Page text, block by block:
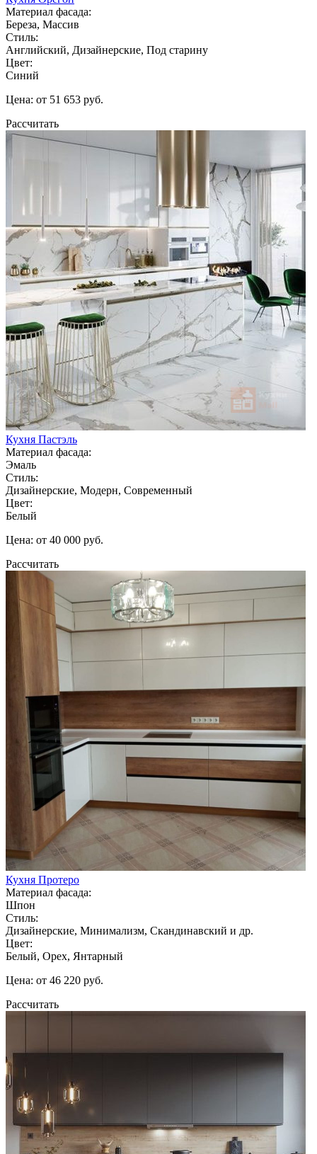
Материал фасада:
Береза, Массив
Стиль:
Английский, Дизайнерские, Под старину
Цвет:
Синий
Цена: от 51 653 руб.
Рассчитать
Кухня Пастэль
Материал фасада:
Эмаль
Стиль:
Дизайнерские, Модерн, Современный
Цвет:
Белый
Цена: от 40 000 руб.
Рассчитать
Кухня Протеро
Материал фасада:
Шпон
Стиль:
Дизайнерские, Минимализм, Скандинавский и др.
Цвет:
Белый, Орех, Янтарный
Цена: от 46 220 руб.
Рассчитать